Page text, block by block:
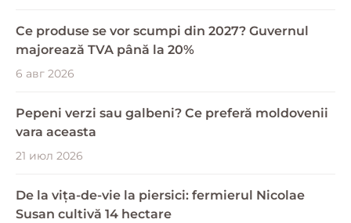
Ce produse se vor scumpi din 2027? Guvernul
majorează TVA până la 20%
6 авг 2026
Pepeni verzi sau galbeni? Ce preferă moldovenii
vara aceasta
21 июл 2026
De la vița-de-vie la piersici: fermierul Nicolae
Susan cultivă 14 hectare